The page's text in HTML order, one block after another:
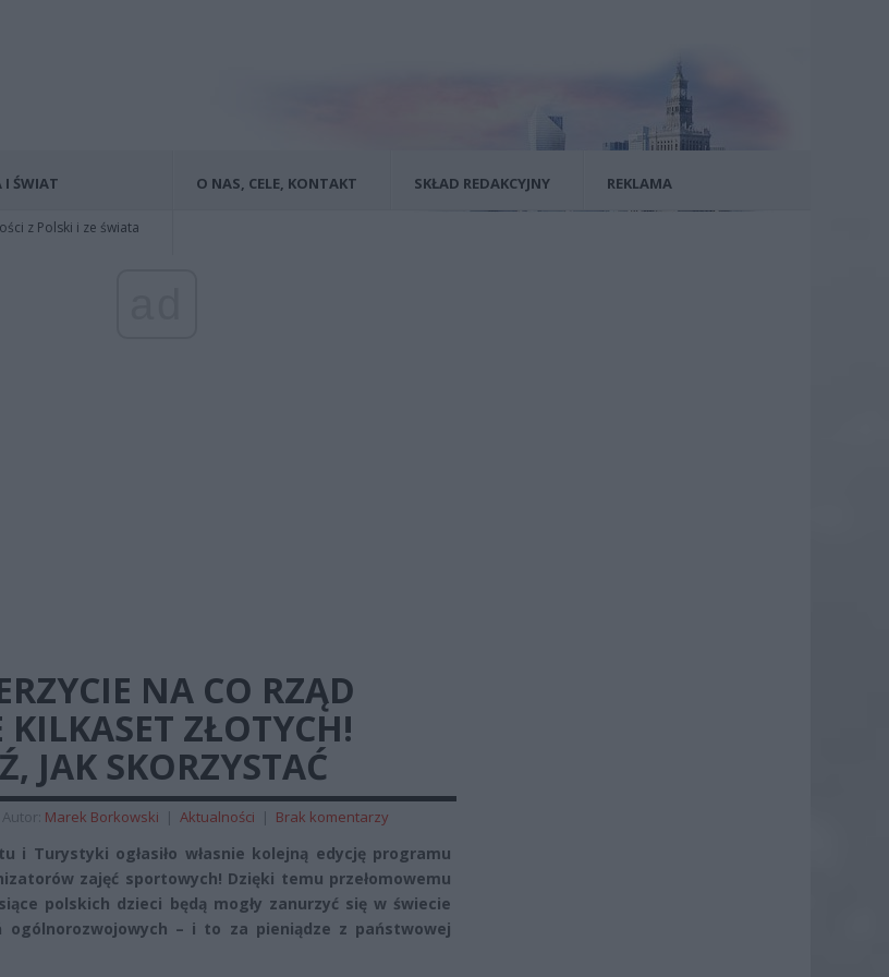
I ŚWIAT
z Polski i ze świata
O NAS, CELE, KONTAKT SKŁAD REDAKCYJNY REKLAMA
NA CO RZĄD
KILKASET ZŁOTYCH!
JAK SKORZYSTAĆ
Autor: Marek Borkowski | Aktualności | Brak komentarzy
i Turystyki ogłasiło własnie kolejną edycję programu
zajęć sportowych! Dzięki temu przełomowemu
polskich dzieci będą mogły zanurzyć się w świecie
ogólnorozwojowych – i to za pieniądze z państwowej